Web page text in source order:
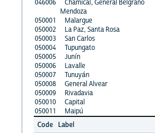
046006
Chamical, General Belgrano
Mendoza
050001
Malargue
050002
La Paz, Santa Rosa
050003
San Carlos
050004
Tupungato
050005
Junín
050006
Lavalle
050007
Tunuyán
050008
General Alvear
050009
Rivadavia
050010
Capital
050011
Maipú
Code
Label